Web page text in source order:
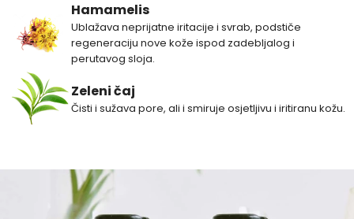
Hamamelis
Ublažava neprijatne iritacije i svrab, podstiče
regeneraciju nove kože ispod zadebljalog i
perutavog sloja.
Zeleni čaj
Čisti i sužava pore, ali i smiruje osjetljivu i iritiranu kožu.